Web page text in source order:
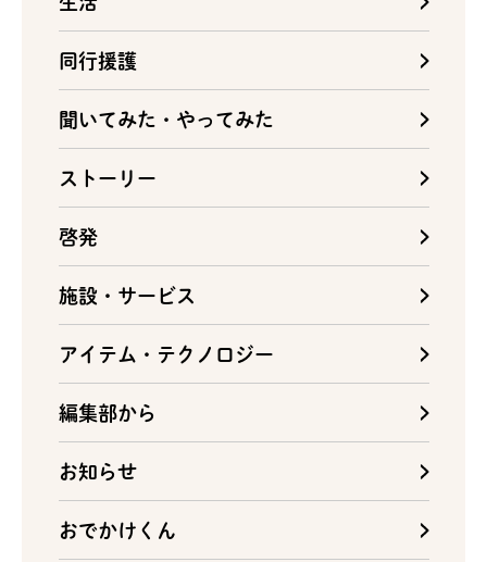
同行援護
聞いてみた・やってみた
ストーリー
啓発
施設・サービス
アイテム・テクノロジー
編集部から
お知らせ
おでかけくん